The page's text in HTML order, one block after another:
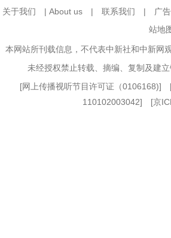
关于我们 | About us | 联系我们 | 广
站地
本网站所刊载信息，不代表中新社和中新网
未经授权禁止转载、摘编、复制及建
[网上传播视听节目许可证（0106168)]
110102003042] [京